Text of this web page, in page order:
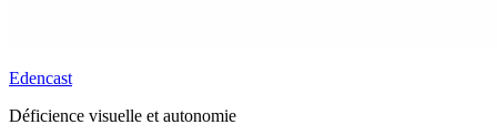
Edencast
Déficience visuelle et autonomie